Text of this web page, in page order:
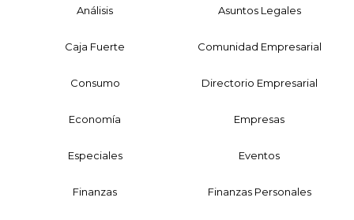
Análisis Asuntos Legales
Caja Fuerte Comunidad Empresarial
Consumo Directorio Empresarial
Economía Empresas
Especiales Eventos
Finanzas Finanzas Personales